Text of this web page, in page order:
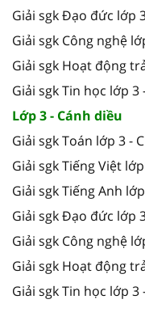
Giải sgk Đạo đức lớp
Giải sgk Công nghệ
Giải sgk Hoạt động
Giải sgk Tin học lớp 3
Lớp 3 - Cánh diều
Giải sgk Toán lớp 3 -
Giải sgk Tiếng Việt
Giải sgk Tiếng Anh
Giải sgk Đạo đức lớp
Giải sgk Công nghệ
Giải sgk Hoạt động
Giải sgk Tin học lớp 3